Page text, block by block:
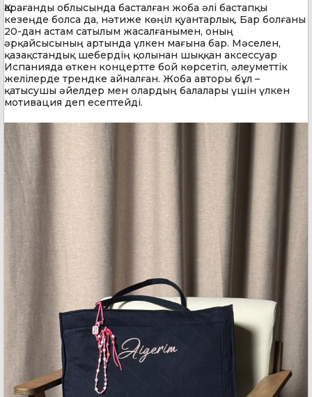
Қарағанды облысында басталған жоба әлі бастапқы
кезеңде болса да, нәтиже көңіл қуантарлық. Бар болғаны
20-дан астам сатылым жасалғанымен, оның
әрқайсысының артында үлкен мағына бар. Мәселен,
қазақстандық шебердің қолынан шыққан аксессуар
Испанияда өткен концертте бой көрсетіп, әлеуметтік
желілерде трендке айналған. Жоба авторы бұл –
қатысушы әйелдер мен олардың балалары үшін үлкен
мотивация деп есептейді.